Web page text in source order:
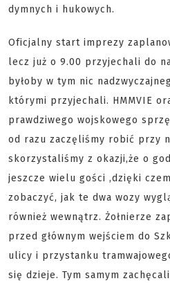
dymnych i hukowych.
Oficjalny start imprezy
lecz już o 9.00 przyjechali do
byłoby w tym nic
którymi przyjechali. HMMVIE
prawdziwego wojskowego
od razu zaczęliśmy robić przy
skorzystaliśmy z okazji,że o
jeszcze wielu gości ,dzięki
zobaczyć, jak te dwa wozy
również wewnątrz. Żołnierze
przed głównym wejściem do
ulicy i przystanku
się dzieje. Tym samym